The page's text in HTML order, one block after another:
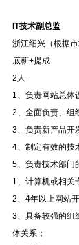
IT技术副总监
浙江绍兴（根据
底薪+提成
2人
1、负责网站总体
2、全面负责、组
3、负责新产品开
4、制定有效的技
5、负责技术部门
1、计算机或相关
2、4年以上网站
3、具备较强的组
体关系；